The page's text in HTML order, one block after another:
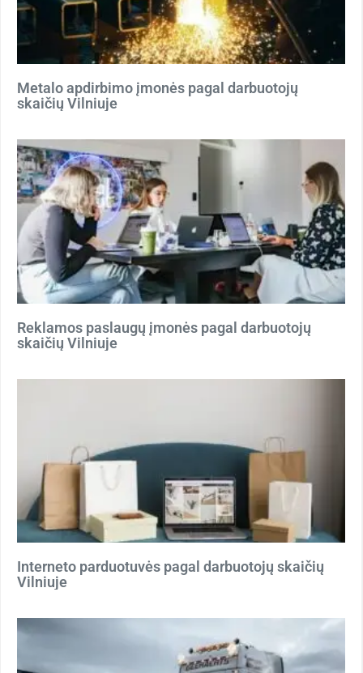
Metalo apdirbimo įmonės pagal darbuotojų
skaičių Vilniuje
Reklamos paslaugų įmonės pagal darbuotojų
skaičių Vilniuje
Interneto parduotuvės pagal darbuotojų skaičių
Vilniuje